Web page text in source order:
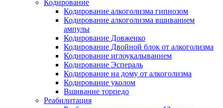
Кодирование
Кодирование алкоголизма гипнозом
Кодирование алкоголизма вшиванием
ампулы
Кодирование Довженко
Кодирование Двойной блок от алкоголизма
Кодирование иглоукалыванием
Кодирование Эспераль
Кодирование на дому от алкоголизма
Кодирование уколом
Вшивание торпедо
Реабилитация